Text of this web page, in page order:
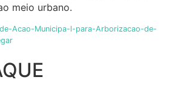
meio urbano.
Acao-Municipa-l-para-Arborizacao-de-